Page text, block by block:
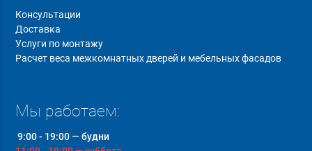
Консультации
Доставка
Услуги по монтажу
Расчет веса межкомнатных дверей и мебельных фасадов
Мы работаем:
9:00 - 19:00 — будни